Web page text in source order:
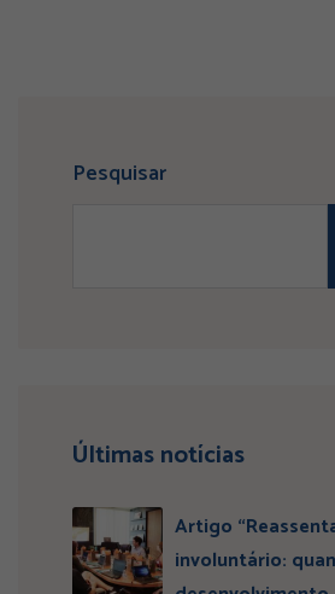
Pesquisar
Últimas notícias
Artigo
involuntário: